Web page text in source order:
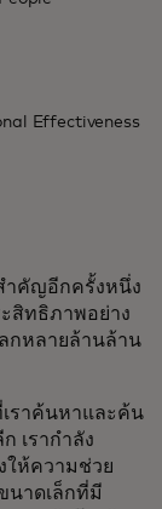
Effectiveness
ำคัญอีกครั้งหนึ่ง
สิทธิภาพอย่าง
กหลายล้านล้าน
ราค้นหาและค้น
เรากำลัง
ให้ความช่วย
นาดเล็กที่มี